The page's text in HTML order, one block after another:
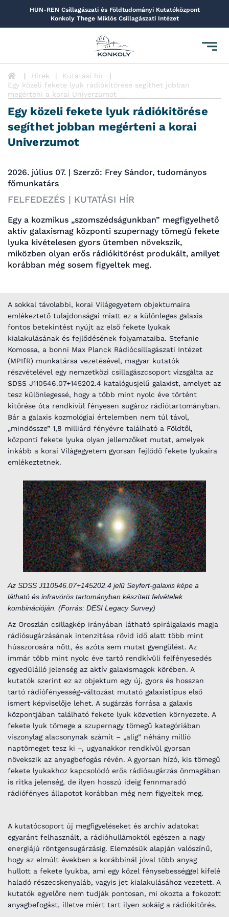
HUN-REN Csillagászati és Földtudományi Kutatóközpont
Konkoly Thege Miklós Csillagászati Intézet
Toggle
Hírek
Kutatási hír
Egy közeli fekete lyuk rádiókitörése segíthet jobban
megérteni a korai Univerzumot
Egy közeli fekete lyuk rádiókitörése
segíthet jobban megérteni a korai
Univerzumot
2026. július 07. | Szerző: Frey Sándor, tudományos
főmunkatárs
FELFEDEZÉS | KUTATÁSI HÍR
Egy a kozmikus „szomszédságunkban” megfigyelhető
aktív galaxismag központi szupernagy tömegű fekete
lyuka kivételesen gyors ütemben növekszik,
miközben olyan erős rádiókitörést produkált, amilyet
korábban még sosem figyeltek meg.
A sokkal távolabbi, korai Világegyetem objektumaira
emlékeztető tulajdonságai miatt ez a különleges galaxis
fontos betekintést nyújt az első fekete lyukak
kialakulásának és fejlődésének folyamataiba. Stefanie
Komossa, a bonni Max Planck Rádiócsillagászati Intézet
(MPIfR) munkatársa vezetésével, magyar kutatók
részvételével egy nemzetközi csillagászcsoport vizsgálta az
SDSS J110546.07+145202.4 katalógusjelű galaxist, amelyet az
tesz különlegessé, hogy a több mint nyolc éve történt
kitörése óta rendkívül fényesen sugároz rádiótartományban.
Bár a galaxis kozmológiai értelemben nem túl távol,
„mindössze” 1,8 milliárd fényévre található a Földtől,
központi fekete lyuka olyan jellemzőket mutat, amelyek
inkább a korai Világegyetem gyorsan fejlődő fekete lyukaira
emlékeztetnek.
Az SDSS J110546.07+145202.4 jelű Seyfert-galaxis képe a
látható és infravörös tartományban készített felvételek
kombinációján. (Forrás: DESI Legacy Survey)
Az Oroszlán csillagkép irányában látható spirálgalaxis magja
rádiósugárzásának intenzitása rövid idő alatt több mint
hússzorosára nőtt, és azóta sem mutat gyengülést. Az
immár több mint nyolc éve tartó rendkívüli felfényesedés
egyedülálló jelenség az aktív galaxismagok körében. A
kutatók szerint ez az objektum egy új, gyors és hosszan
tartó rádiófényesség-változást mutató galaxistípus első
ismert képviselője lehet. A sugárzás forrása a galaxis
központjában található fekete lyuk közvetlen környezete. A
fekete lyuk tömege a szupernagy tömegű kategóriában
viszonylag alacsonynak számít – „alig” néhány millió
naptömeget tesz ki –, ugyanakkor rendkívül gyorsan
növekszik az anyagbefogás révén. A gyorsan hízó, kis tömegű
fekete lyukakhoz kapcsolódó erős rádiósugárzás önmagában
is ritka jelenség, de ilyen hosszú ideig fennmaradó
rádiófényes állapotot korábban még nem figyeltek meg.
A kutatócsoport új megfigyeléseket és archív adatokat
egyaránt felhasznált, a rádióhullámoktól egészen a nagy
energiájú röntgensugárzásig. Elemzésük alapján valószínű,
hogy az elmúlt években a korábbinál jóval több anyag
hullott a fekete lyukba, ami egy közel fénysebességgel kifelé
haladó részecskenyaláb, vagyis jet kialakulásához vezetett. A
kutatók egyelőre nem tudják pontosan, mi okozta a fokozott
anyagbefogást, illetve miért tart ilyen sokáig a rádiókitörés.